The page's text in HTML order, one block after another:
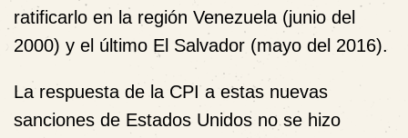
ratificarlo en la región Venezuela (junio del
2000) y el último El Salvador (mayo del 2016).
La respuesta de la CPI a estas nuevas
sanciones de Estados Unidos no se hizo